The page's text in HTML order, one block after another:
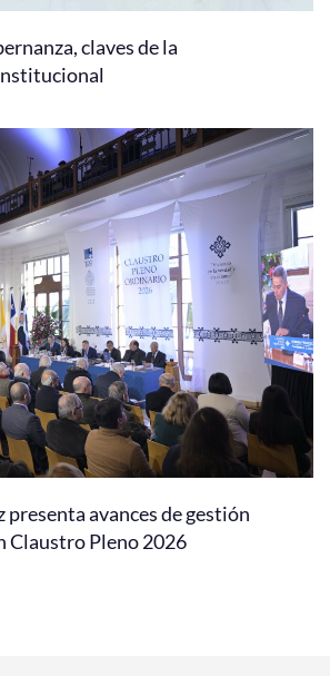
claves de la
presenta avances de gestión
Claustro Pleno 2026